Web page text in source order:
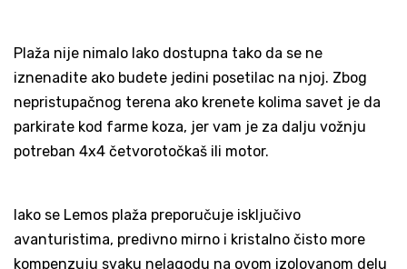
Plaža nije nimalo lako dostupna tako da se ne
iznenadite ako budete jedini posetilac na njoj. Zbog
nepristupačnog terena ako krenete kolima savet je da
parkirate kod farme koza, jer vam je za dalju vožnju
potreban 4x4 četvorotočkaš ili motor.
Iako se Lemos plaža preporučuje isključivo
avanturistima, predivno mirno i kristalno čisto more
kompenzuju svaku nelagodu na ovom izolovanom delu